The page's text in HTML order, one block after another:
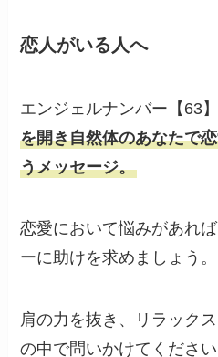
恋人がいる人へ
エンジェルナンバー【63
を開き自然体のあなたで
うメッセージ。
恋愛において悩みがあれ
ーに助けを求めましょう。
肩の力を抜き、リラック
の中で問いかけてください